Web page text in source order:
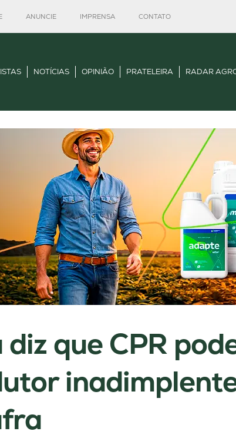
ANUNCIE IMPRENSA CONTATO
NOTÍCIAS OPINIÃO PRATELEIRA RADAR
que CPR